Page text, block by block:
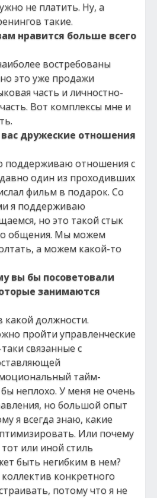
не платить. Ну, а
такие.
нравится больше всего
востребованы
это уже продажи
часть и личностно-
Вот комплексы мне и
дружеские отношения
поддерживаю отношения с
один из проходивших
фильм в подарок. Со
я поддерживаю
но это такой стык
общения. Мы можем
а можем какой-то
вы бы посоветовали
занимаются
какой должности.
пройти управленческие
связанные с
тайм-
неплохо. У меня не очень
но большой опыт
я всегда знаю, какие
Или почему
или иной стиль
быть негибким в нем?
конкретного
потому что я не